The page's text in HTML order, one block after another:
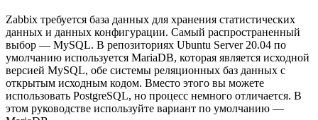
Zabbix требуется база данных для хранения статистических
данных и данных конфигурации. Самый распространенный
выбор — MySQL. В репозиториях Ubuntu Server 20.04 по
умолчанию используется MariaDB, которая является исходной
версией MySQL, обе системы реляционных баз данных с
открытым исходным кодом. Вместо этого вы можете
использовать PostgreSQL, но процесс немного отличается. В
этом руководстве используйте вариант по умолчанию —